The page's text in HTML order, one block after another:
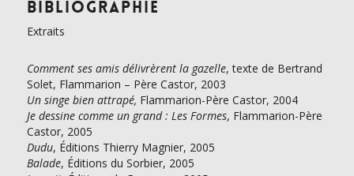
Bibliographie
Extraits
Comment ses amis délivrèrent la gazelle, texte de Bertrand
Solet, Flammarion – Père Castor, 2003
Un singe bien attrapé, Flammarion-Père Castor, 2004
Je dessine comme un grand : Les Formes, Flammarion-Père
Castor, 2005
Dudu, Éditions Thierry Magnier, 2005
Balade, Éditions du Sorbier, 2005